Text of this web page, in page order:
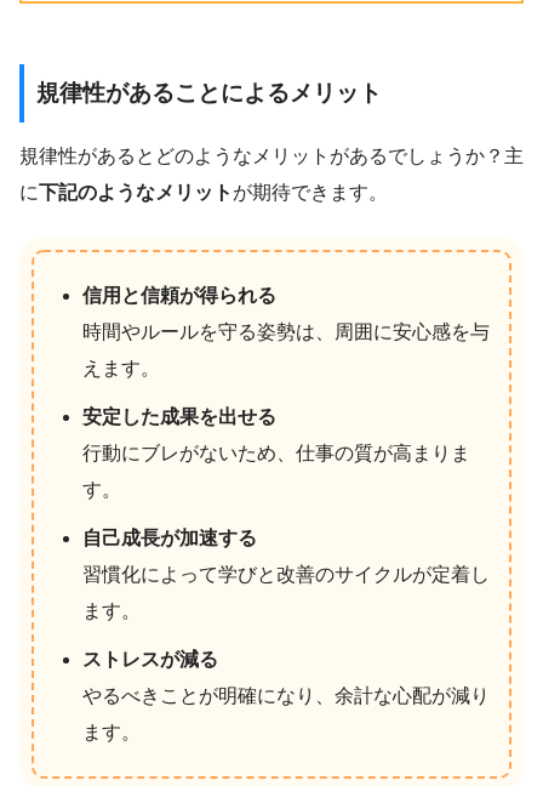
規律性があることによるメリット
規律性があるとどのようなメリットがあるでしょうか？主
に下記のようなメリット が期待できます。
信用と信頼が得られる
時間やルールを守る姿勢は、周囲に安心感を与
えます。
安定した成果を出せる
行動にブレがないため、仕事の質が高まりま
す。
自己成長が加速する
習慣化によって学びと改善のサイクルが定着し
ます。
ストレスが減る
やるべきことが明確になり、余計な心配が減り
ます。